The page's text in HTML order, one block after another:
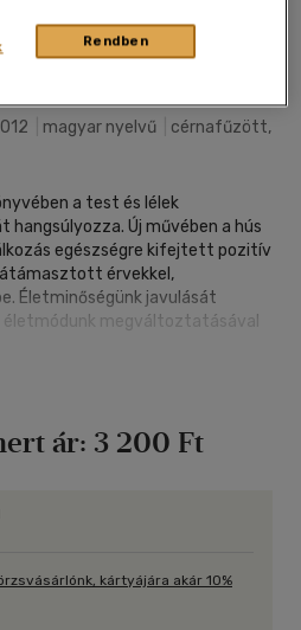
adom
magyar nyelvű
cérnafűzött,
a test és lélek
Új művében a hús
egészségre kifejtett pozitív
érvekkel,
Életminőségünk javulását
életmódunk megváltoztatásával
és a leghatékonyabban. Az állati
káros hatásairól készült
útján. A Békés táplálkozás
terheljük. Ha
békét teremteni, a többi
fogyasztásáról
szempontjából lelkiállapotunk
ár: 3 200 Ft
kártyájára akár 10%
Rendben